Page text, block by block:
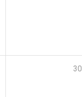
30